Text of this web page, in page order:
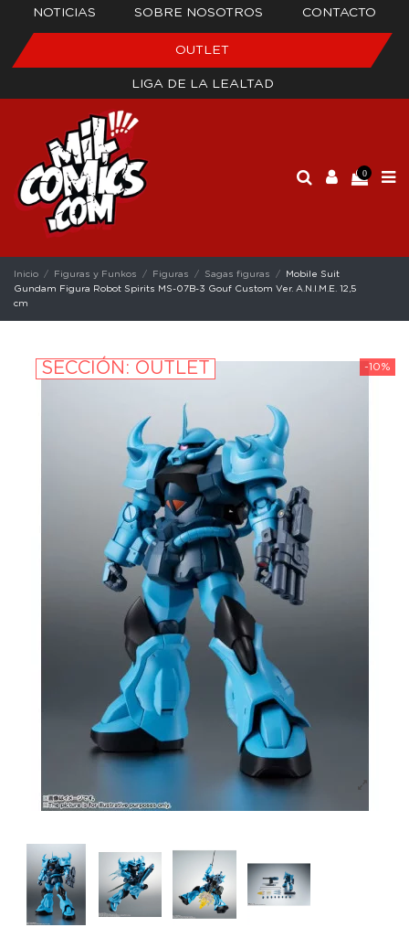
NOTICIAS SOBRE NOSOTROS CONTACTO
OUTLET
LIGA DE LA LEALTAD
0
Inicio Figuras y Funkos Figuras Sagas figuras
Mobile Suit
Gundam Figura Robot Spirits MS-07B-3 Gouf Custom Ver. A.N.I.M.E. 12,5
cm
-10%
SECCIÓN: OUTLET